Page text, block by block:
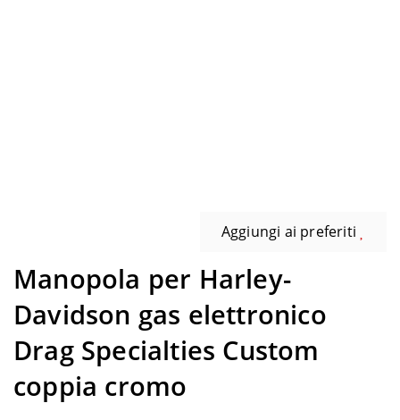
Aggiungi ai preferiti
Manopola per Harley-
Davidson gas elettronico
Drag Specialties Custom
coppia cromo